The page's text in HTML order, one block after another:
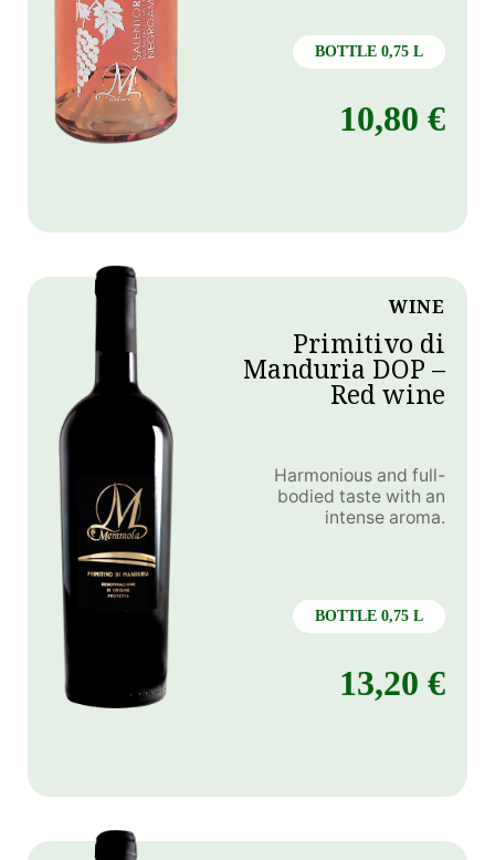
BOTTLE 0,75 L
10,80 €
WINE
Primitivo di
Manduria DOP –
Red wine
Harmonious and full-
bodied taste with an
intense aroma.
BOTTLE 0,75 L
13,20 €